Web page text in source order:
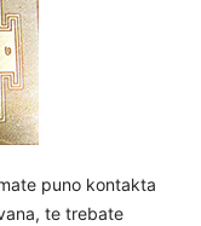
puno kontakta
te trebate